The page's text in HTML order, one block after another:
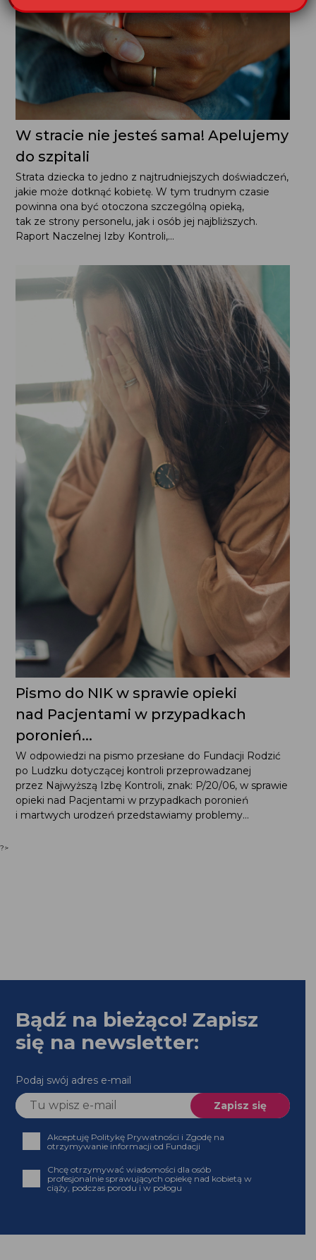
W stracie nie jesteś sama! Apelujemy
do szpitali
Strata dziecka to jedno z najtrudniejszych doświadczeń,
jakie może dotknąć kobietę. W tym trudnym czasie
powinna ona być otoczona szczególną opieką,
tak ze strony personelu, jak i osób jej najbliższych.
Raport Naczelnej Izby Kontroli,...
Pismo do NIK w sprawie opieki
nad Pacjentami w przypadkach
poronień...
W odpowiedzi na pismo przesłane do Fundacji Rodzić
po Ludzku dotyczącej kontroli przeprowadzanej
przez Najwyższą Izbę Kontroli, znak: P/20/06, w sprawie
opieki nad Pacjentami w przypadkach poronień
i martwych urodzeń przedstawiamy problemy...
?>
Bądź na bieżąco! Zapisz
się na newsletter:
Podaj swój adres e-mail
Akceptuję Politykę Prywatności i Zgodę na
otrzymywanie informacji od Fundacji
Chcę otrzymywać wiadomości dla osób
profesjonalnie sprawujących opiekę nad kobietą w
ciąży, podczas porodu i w połogu